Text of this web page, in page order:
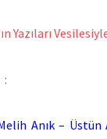
Yazıları
:
Anık – Üstün